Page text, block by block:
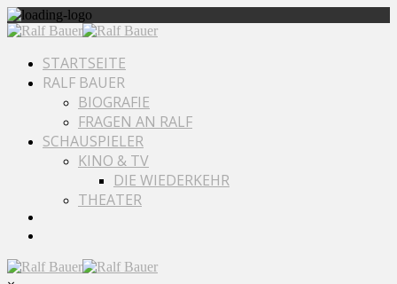
STARTSEITE
RALF BAUER
BIOGRAFIE
FRAGEN AN RALF
SCHAUSPIELER
KINO & TV
DIE WIEDERKEHR
THEATER